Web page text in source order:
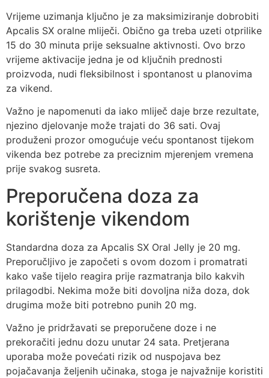
Vrijeme uzimanja ključno je za maksimiziranje dobrobiti
Apcalis SX oralne mliječi. Obično ga treba uzeti otprilike
15 do 30 minuta prije seksualne aktivnosti. Ovo brzo
vrijeme aktivacije jedna je od ključnih prednosti
proizvoda, nudi fleksibilnost i spontanost u planovima
za vikend.
Važno je napomenuti da iako mliječ daje brze rezultate,
njezino djelovanje može trajati do 36 sati. Ovaj
produženi prozor omogućuje veću spontanost tijekom
vikenda bez potrebe za preciznim mjerenjem vremena
prije svakog susreta.
Preporučena doza za
korištenje vikendom
Standardna doza za Apcalis SX Oral Jelly je 20 mg.
Preporučljivo je započeti s ovom dozom i promatrati
kako vaše tijelo reagira prije razmatranja bilo kakvih
prilagodbi. Nekima može biti dovoljna niža doza, dok
drugima može biti potrebno punih 20 mg.
Važno je pridržavati se preporučene doze i ne
prekoračiti jednu dozu unutar 24 sata. Pretjerana
uporaba može povećati rizik od nuspojava bez
pojačavanja željenih učinaka, stoga je najvažnije koristiti